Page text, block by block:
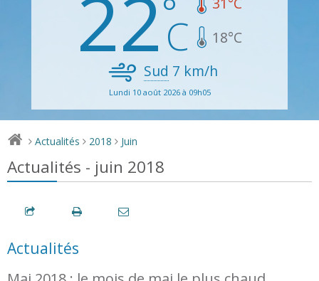
22
18°C
Sud 7 km/h
Lundi 10 août 2026 à 09h05
> Actualités > 2018 > Juin
Actualités - juin 2018
Actualités